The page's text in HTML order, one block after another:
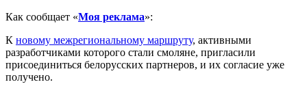
Как сообщает «Моя реклама»:
К новому межрегиональному маршруту, активными
разработчиками которого стали смоляне, пригласили
присоединиться белорусских партнеров, и их согласие уже
получено.